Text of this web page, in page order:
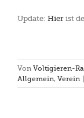
Update: Hier ist
Von Voltigieren-
Allgemein, Verein |